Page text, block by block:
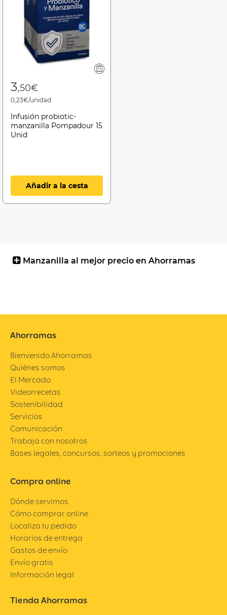
3,50€
0,23€/unidad
Infusión probiotic-
manzanilla Pompadour 15
Unid
Añadir a la cesta
Manzanilla al mejor precio en Ahorramas
Ahorramas
Bienvenido Ahorramas
Quiénes somos
El Mercado
Videorrecetas
Sostenibilidad
Servicios
Comunicación
Trabaja con nosotros
Bases legales, concursos, sorteos y promociones
Compra online
Dónde servimos
Cómo comprar online
Localiza tu pedido
Horarios de entrega
Gastos de envío
Envío gratis
Información legal
Tienda Ahorramas